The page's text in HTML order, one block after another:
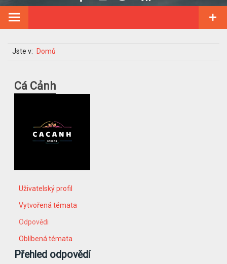
Jste v: Domů
Cá Cảnh
Uživatelský profil
Vytvořená témata
Odpovědi
Oblíbená témata
Přehled odpovědí